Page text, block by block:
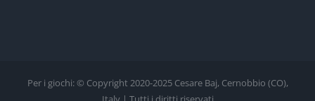
Per i giochi: © Copyright 2020-2025 Cesare Baj, Cernobbio (CO),